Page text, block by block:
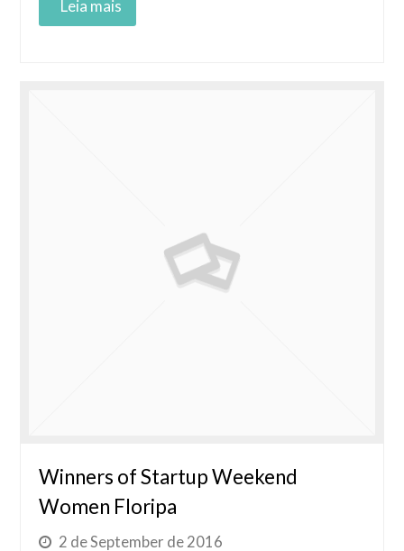
Winners of Startup Weekend
Women Floripa
2 de September de 2016